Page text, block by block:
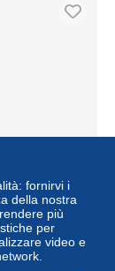
&
Kuche n°39
fornirvi i
della nostra
più
per
video e